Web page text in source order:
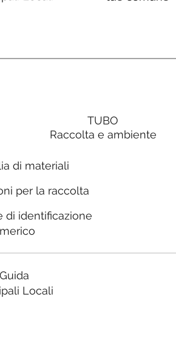
TUBO
Raccolta e ambiente
di materiali
per la raccolta
di identificazione
Locali